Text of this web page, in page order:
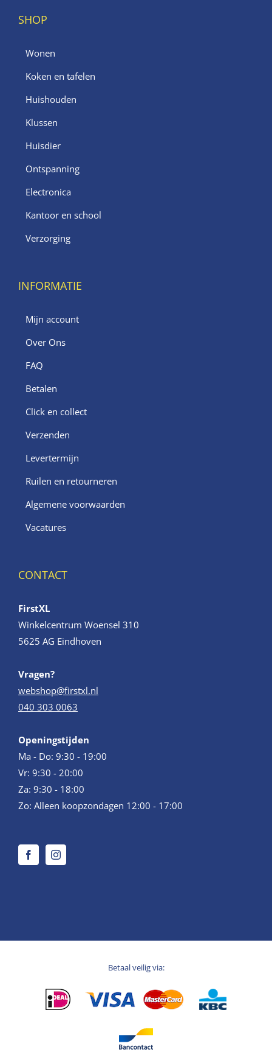
SHOP
Wonen
Koken en tafelen
Huishouden
Klussen
Huisdier
Ontspanning
Electronica
Kantoor en school
Verzorging
INFORMATIE
Mijn account
Over Ons
FAQ
Betalen
Click en collect
Verzenden
Levertermijn
Ruilen en retourneren
Algemene voorwaarden
Vacatures
CONTACT
FirstXL
Winkelcentrum Woensel 310
5625 AG Eindhoven
Vragen?
webshop@firstxl.nl
040 303 0063
Openingstijden
Ma - Do: 9:30 - 19:00
Vr: 9:30 - 20:00
Za: 9:30 - 18:00
Zo: Alleen koopzondagen 12:00 - 17:00
Betaal veilig via: